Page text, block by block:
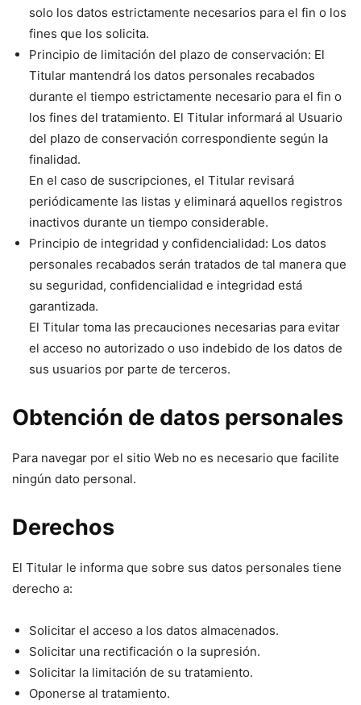
solo los datos estrictamente necesarios para el fin o los
fines que los solicita.
Principio de limitación del plazo de conservación: El
Titular mantendrá los datos personales recabados
durante el tiempo estrictamente necesario para el fin o
los fines del tratamiento. El Titular informará al Usuario
del plazo de conservación correspondiente según la
finalidad.
En el caso de suscripciones, el Titular revisará
periódicamente las listas y eliminará aquellos registros
inactivos durante un tiempo considerable.
Principio de integridad y confidencialidad: Los datos
personales recabados serán tratados de tal manera que
su seguridad, confidencialidad e integridad está
garantizada.
El Titular toma las precauciones necesarias para evitar
el acceso no autorizado o uso indebido de los datos de
sus usuarios por parte de terceros.
Obtención de datos personales
Para navegar por el sitio Web no es necesario que facilite
ningún dato personal.
Derechos
El Titular le informa que sobre sus datos personales tiene
derecho a:
Solicitar el acceso a los datos almacenados.
Solicitar una rectificación o la supresión.
Solicitar la limitación de su tratamiento.
Oponerse al tratamiento.